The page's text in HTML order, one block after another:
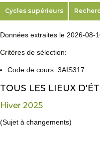
Cycles supérieurs
Données extraites le 2026-08-
Critères de sélection:
Code de cours: 3AIS317
TOUS LES LIEUX
Hiver 2025
(Sujet à changements)